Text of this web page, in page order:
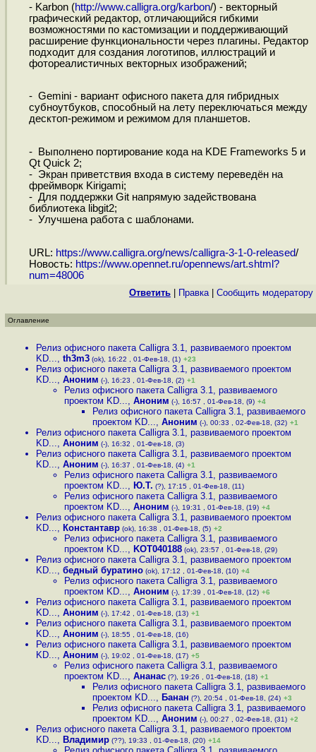
- Karbon (http://www.calligra.org/karbon/) - векторный
графический редактор, отличающийся гибкими
возможностями по кастомизации и поддерживающий
расширение функциональности через плагины. Редактор
подходит для создания логотипов, иллюстраций и
фотореалистичных векторных изображений;
- Gemini - вариант офисного пакета для гибридных
субноутбуков, способный на лету переключаться между
десктоп-режимом и режимом для планшетов.
- Выполнено портирование кода на KDE Frameworks 5 и
Qt Quick 2;
- Экран приветствия входа в систему переведён на
фреймворк Kirigami;
- Для поддержки Git напрямую задействована
библиотека libgit2;
- Улучшена работа с шаблонами.
URL: https://www.calligra.org/news/calligra-3-1-0-released/
Новость: https://www.opennet.ru/opennews/art.shtml?
num=48006
Ответить Правка| Cообщить модератору
Оглавление
Релиз офисного пакета Calligra 3.1, развиваемого проектом
KD..., th3m3 (ok), 16:22 , 01-Фев-18, (1) +23
Релиз офисного пакета Calligra 3.1, развиваемого проектом
KD..., Аноним (-), 16:23 , 01-Фев-18, (2) +1
Релиз офисного пакета Calligra 3.1, развиваемого
проектом KD..., Аноним (-), 16:57 , 01-Фев-18, (9) +4
Релиз офисного пакета Calligra 3.1, развиваемого
проектом KD..., Аноним (-), 00:33 , 02-Фев-18, (32) +1
Релиз офисного пакета Calligra 3.1, развиваемого проектом
KD..., Аноним (-), 16:32 , 01-Фев-18, (3)
Релиз офисного пакета Calligra 3.1, развиваемого проектом
KD..., Аноним (-), 16:37 , 01-Фев-18, (4) +1
Релиз офисного пакета Calligra 3.1, развиваемого
проектом KD..., Ю.Т. (?), 17:15 , 01-Фев-18, (11)
Релиз офисного пакета Calligra 3.1, развиваемого
проектом KD..., Аноним (-), 19:31 , 01-Фев-18, (19) +4
Релиз офисного пакета Calligra 3.1, развиваемого проектом
KD..., Константавр (ok), 16:38 , 01-Фев-18, (5) +2
Релиз офисного пакета Calligra 3.1, развиваемого
проектом KD..., KOT040188 (ok), 23:57 , 01-Фев-18, (29)
Релиз офисного пакета Calligra 3.1, развиваемого проектом
KD..., бедный буратино (ok), 17:12 , 01-Фев-18, (10) +4
Релиз офисного пакета Calligra 3.1, развиваемого
проектом KD..., Аноним (-), 17:39 , 01-Фев-18, (12) +6
Релиз офисного пакета Calligra 3.1, развиваемого проектом
KD..., Аноним (-), 17:42 , 01-Фев-18, (13) +1
Релиз офисного пакета Calligra 3.1, развиваемого проектом
KD..., Аноним (-), 18:55 , 01-Фев-18, (16)
Релиз офисного пакета Calligra 3.1, развиваемого проектом
KD..., Аноним (-), 19:02 , 01-Фев-18, (17) +5
Релиз офисного пакета Calligra 3.1, развиваемого
проектом KD..., Ананас (?), 19:26 , 01-Фев-18, (18) +1
Релиз офисного пакета Calligra 3.1, развиваемого
проектом KD..., Банан (?), 20:54 , 01-Фев-18, (24) +3
Релиз офисного пакета Calligra 3.1, развиваемого
проектом KD..., Аноним (-), 00:27 , 02-Фев-18, (31) +2
Релиз офисного пакета Calligra 3.1, развиваемого проектом
KD..., Владимир (??), 19:33 , 01-Фев-18, (20) +14